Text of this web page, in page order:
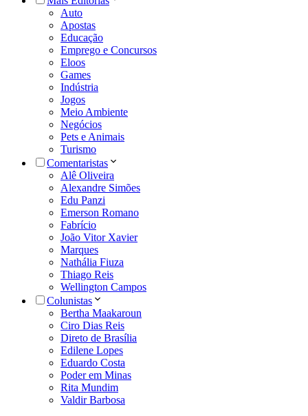
Auto
Apostas
Educação
Emprego e Concursos
Eloos
Games
Indústria
Jogos
Meio Ambiente
Negócios
Pets e Animais
Turismo
Comentaristas
Alê Oliveira
Alexandre Simões
Edu Panzi
Emerson Romano
Fabrício
João Vitor Xavier
Marques
Nathália Fiuza
Thiago Reis
Wellington Campos
Colunistas
Bertha Maakaroun
Ciro Dias Reis
Direto de Brasília
Edilene Lopes
Eduardo Costa
Poder em Minas
Rita Mundim
Valdir Barbosa